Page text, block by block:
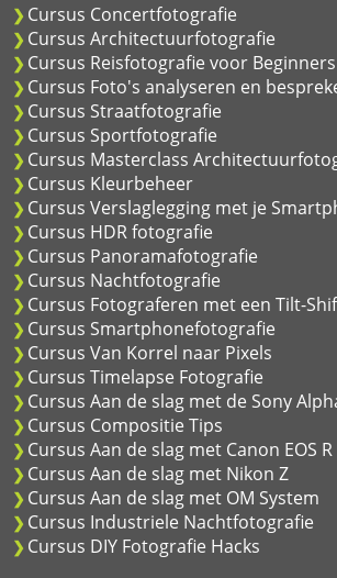
Cursus Concertfotografie
Cursus Architectuurfotografie
Cursus Reisfotografie voor Beginners
Cursus Foto's analyseren en
Cursus Straatfotografie
Cursus Sportfotografie
Cursus Masterclass
Cursus Kleurbeheer
Cursus Verslaglegging met je
Cursus HDR fotografie
Cursus Panoramafotografie
Cursus Nachtfotografie
Cursus Fotograferen met een Tilt-
Cursus Smartphonefotografie
Cursus Van Korrel naar Pixels
Cursus Timelapse Fotografie
Cursus Aan de slag met de Sony
Cursus Compositie Tips
Cursus Aan de slag met Canon EOS R
Cursus Aan de slag met Nikon Z
Cursus Aan de slag met OM System
Cursus Industriele Nachtfotografie
Cursus DIY Fotografie Hacks